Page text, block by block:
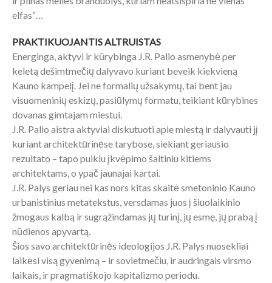
elfas“…
PRAKTIKUOJANTIS ALTRUISTAS
Energinga, aktyvi ir kūrybinga J.R. Palio asmenybė per
keletą dešimtmečių dalyvavo kuriant beveik kiekvieną
Kauno kampelį. Jei ne formalių užsakymų, tai bent jau
visuomeninių eskizų, pasiūlymų formatu, teikiant kūrybines
dovanas gimtajam miestui.
J.R. Palio aistra aktyviai diskutuoti apie miestą ir dalyvauti jį
kuriant architektūrinėse tarybose, siekiant geriausio
rezultato – tapo puikiu įkvėpimo šaltiniu kitiems
architektams, o ypač jaunajai kartai.
J.R. Palys geriau nei kas nors kitas skaitė smetoninio Kauno
urbanistinius metatekstus, versdamas juos į šiuolaikinio
žmogaus kalbą ir sugrąžindamas jų turinį, jų esmę, jų prabą į
nūdienos apyvartą.
Šios savo architektūrinės ideologijos J.R. Palys nuosekliai
laikėsi visą gyvenimą – ir sovietmečiu, ir audringais virsmo
laikais, ir pragmatiškojo kapitalizmo periodu.